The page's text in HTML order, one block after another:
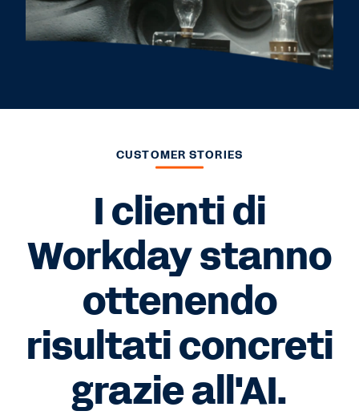
CUSTOMER STORIES
I clienti di
Workday stanno
ottenendo
risultati concreti
grazie all'AI.